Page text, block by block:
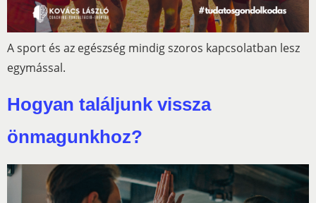
A sport és az egészség mindig szoros kapcsolatban lesz
egymással.
Hogyan találjunk vissza
önmagunkhoz?